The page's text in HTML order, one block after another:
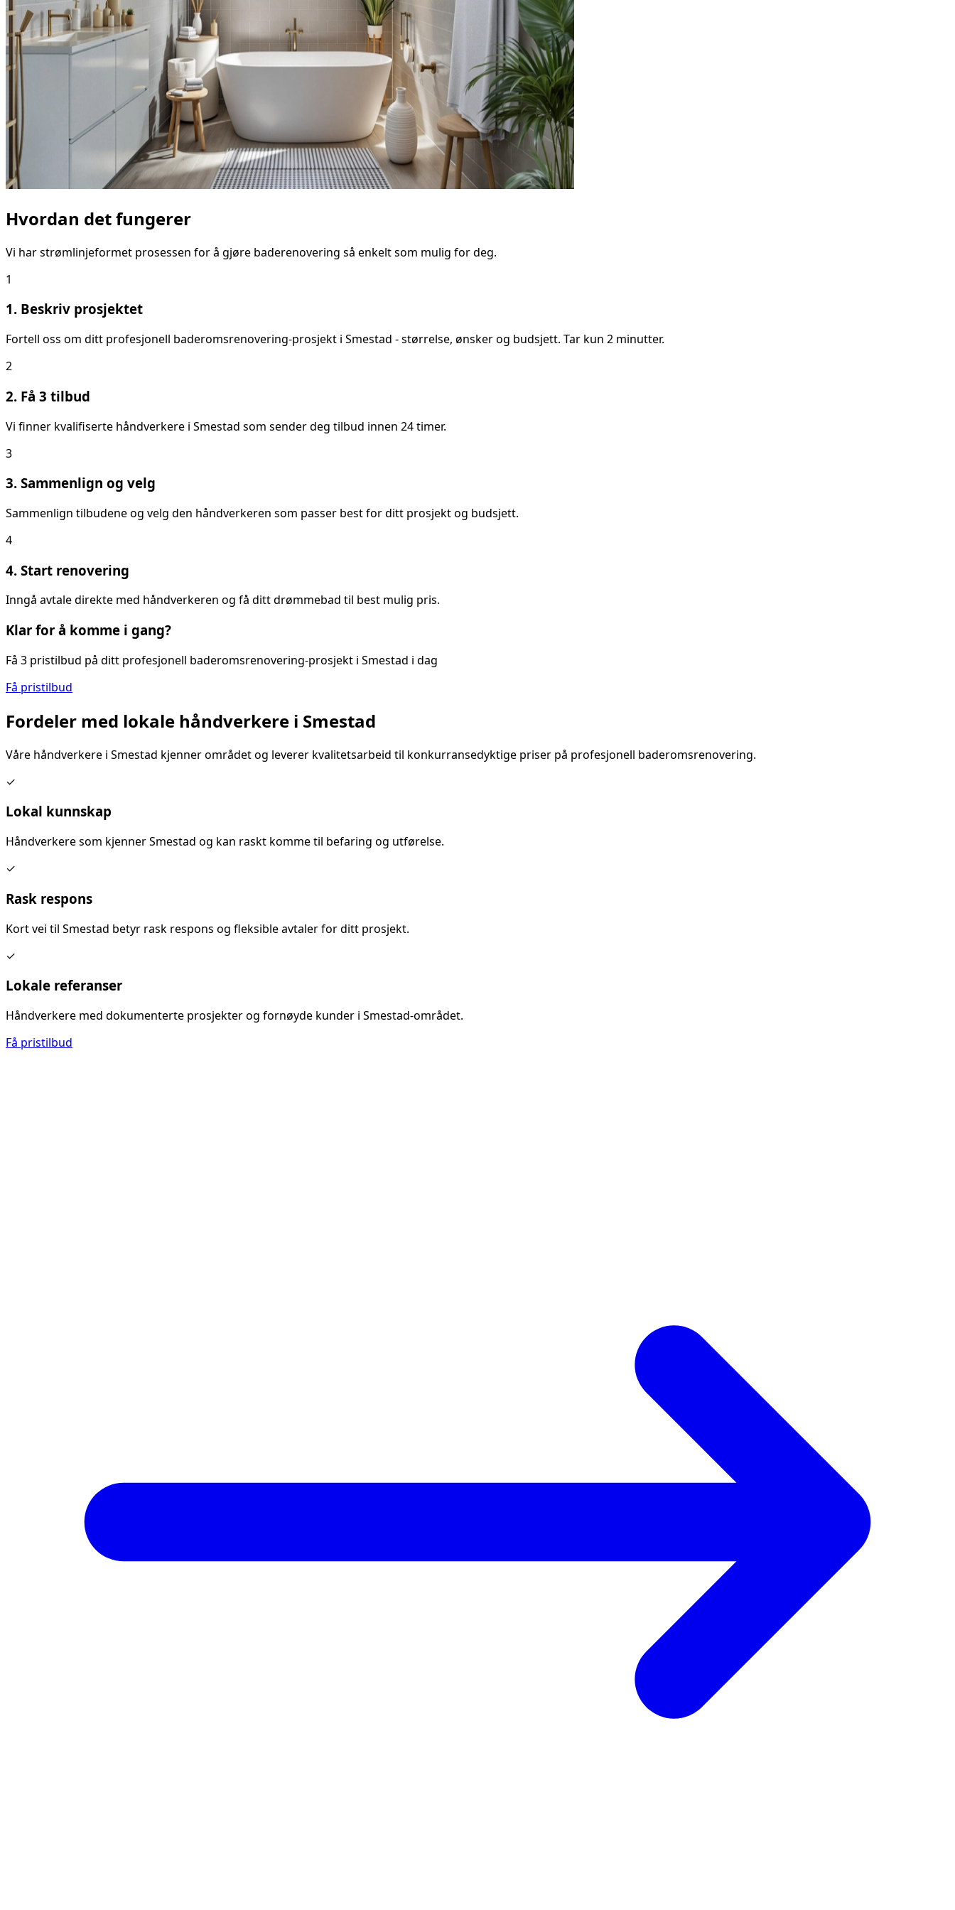
Hvordan det fungerer
Vi har strømlinjeformet prosessen for å gjøre baderenovering så enkelt som mulig for deg.
1
1. Beskriv prosjektet
Fortell oss om ditt profesjonell baderomsrenovering-prosjekt i Smestad - størrelse, ønsker og budsjett. Tar kun 2 minutter.
2
2. Få 3 tilbud
Vi finner kvalifiserte håndverkere i Smestad som sender deg tilbud innen 24 timer.
3
3. Sammenlign og velg
Sammenlign tilbudene og velg den håndverkeren som passer best for ditt prosjekt og budsjett.
4
4. Start renovering
Inngå avtale direkte med håndverkeren og få ditt drømmebad til best mulig pris.
Klar for å komme i gang?
Få 3 pristilbud på ditt profesjonell baderomsrenovering-prosjekt i Smestad i dag
Få pristilbud
Fordeler med lokale håndverkere i Smestad
Våre håndverkere i Smestad kjenner området og leverer kvalitetsarbeid til konkurransedyktige priser på profesjonell baderomsrenovering.
✓
Lokal kunnskap
Håndverkere som kjennerSmestad og kan raskt komme til befaring og utførelse.
✓
Rask respons
Kort vei til Smestad betyr rask respons og fleksible avtaler for ditt prosjekt.
✓
Lokale referanser
Håndverkere med dokumenterte prosjekter og fornøyde kunder i Smestad-området.
Få pristilbud